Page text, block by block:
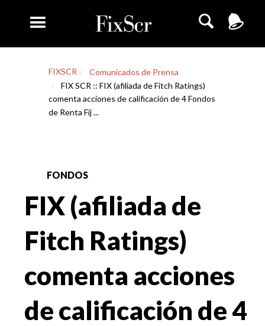
FIXSCR
Comunicados de Prensa
FIX SCR :: FIX (afiliada de Fitch Ratings)
comenta acciones de calificación de 4 Fondos
de Renta Fij ...
FONDOS
FIX (afiliada de
Fitch Ratings)
comenta acciones
de calificación de 4